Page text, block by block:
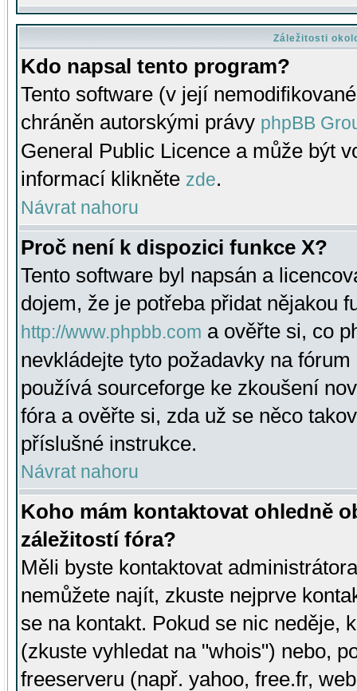
Záležitosti
Kdo napsal tento program?
Tento software (v její
chráněn autorskými právy phpBB
General Public Licence a může být
informací klikněte zde.
Návrat nahoru
Proč není k dispozici funkce X?
Tento software byl napsán a
dojem, že je potřeba přidat nějakou
http://www.phpbb.com a ověřte si, co
nevkládejte tyto požadavky na
používá sourceforge ke zkoušení
fóra a ověřte si, zda už se něco
příslušné instrukce.
Návrat nahoru
Koho mám kontaktovat ohledně
záležitostí fóra?
Měli byste kontaktovat
nemůžete najít, zkuste nejprve
se na kontakt. Pokud se nic neděje,
(zkuste vyhledat na "whois") nebo,
freeserveru (např. yahoo, free.fr,